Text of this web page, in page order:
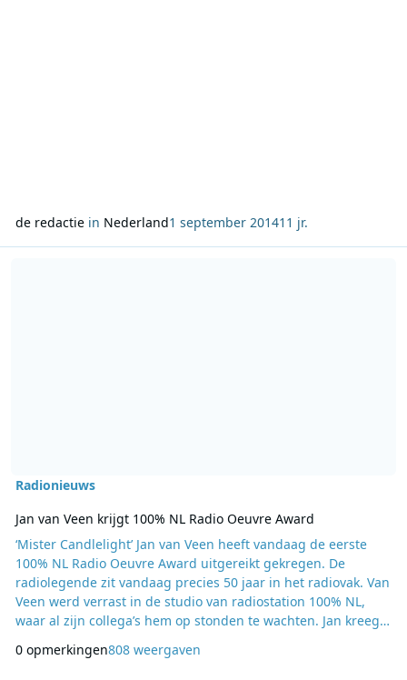
de redactiein Nederland1 september 201411 jr.
Radionieuws
Jan van Veen krijgt 100% NL Radio Oeuvre Award
‘Mister Candlelight’ Jan van Veen heeft vandaag de eerste
100% NL Radio Oeuvre Award uitgereikt gekregen. De
radiolegende zit vandaag precies 50 jaar in het radiovak. Van
Veen werd verrast in de studio van radiostation 100% NL,
waar al zijn collega’s hem op stonden te wachten. Jan kreeg
Brink. Hij startte zijn radiocarrière op 1 september 1964 bij
0 opmerkingen808 weergaven